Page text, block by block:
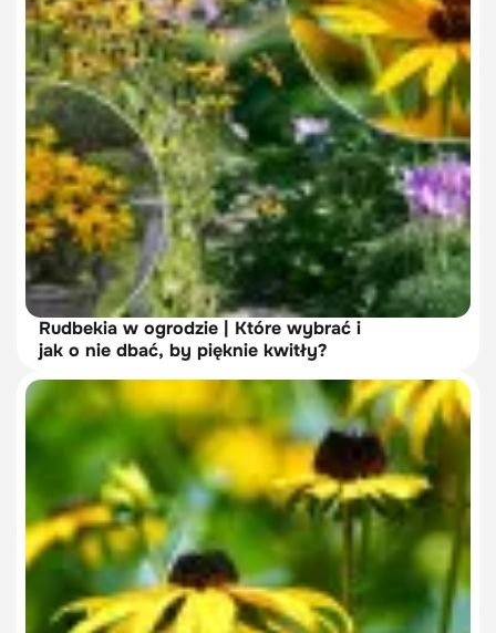
Rudbekia w ogrodzie | Które wybrać i
jak o nie dbać, by pięknie kwitły?